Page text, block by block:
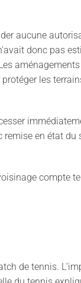
aucune
donc pas
les
en état
compte
de tennis.